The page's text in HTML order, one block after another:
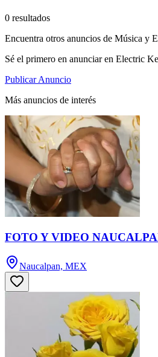
0 resultados
Encuentra otros anuncios de Música y
Sé el primero en anunciar en Electric
Publicar Anuncio
Más anuncios de interés
FOTO Y VIDEO
Naucalpan, MEX